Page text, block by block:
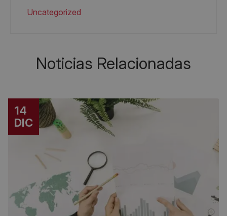
Uncategorized
Noticias Relacionadas
14
DIC